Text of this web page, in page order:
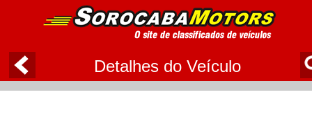
Detalhes do Veículo